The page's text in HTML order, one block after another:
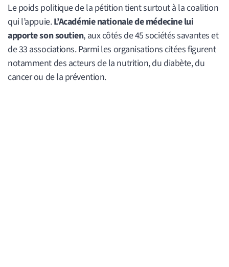
Le poids politique de la pétition tient surtout à la coalition
qui l’appuie.L’Académie nationale de médecine lui
apporte son soutien, aux côtés de 45 sociétés savantes et
de 33 associations. Parmi les organisations citées figurent
notamment des acteurs de la nutrition, du diabète, du
cancer ou de la prévention.